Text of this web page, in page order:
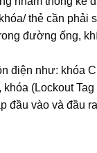
thẻ cần phải
đường ống,
điện như: khóa
(Lockout Tag
đầu vào và đầu